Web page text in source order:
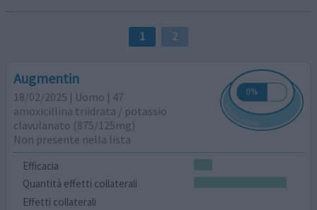
1 2
Augmentin
18/02/2025 | Uomo | 47
amoxicillina triidrata / potassio
clavulanato (875/125mg)
Non presente nella lista
Efficacia
Quantità effetti collaterali
Effetti collaterali